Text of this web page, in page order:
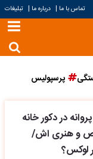
تماس با ما | درباره ما | تبلیغات
پرسپولیس
پروانه در دکور خانه
و هنری اش/
لوکس؟